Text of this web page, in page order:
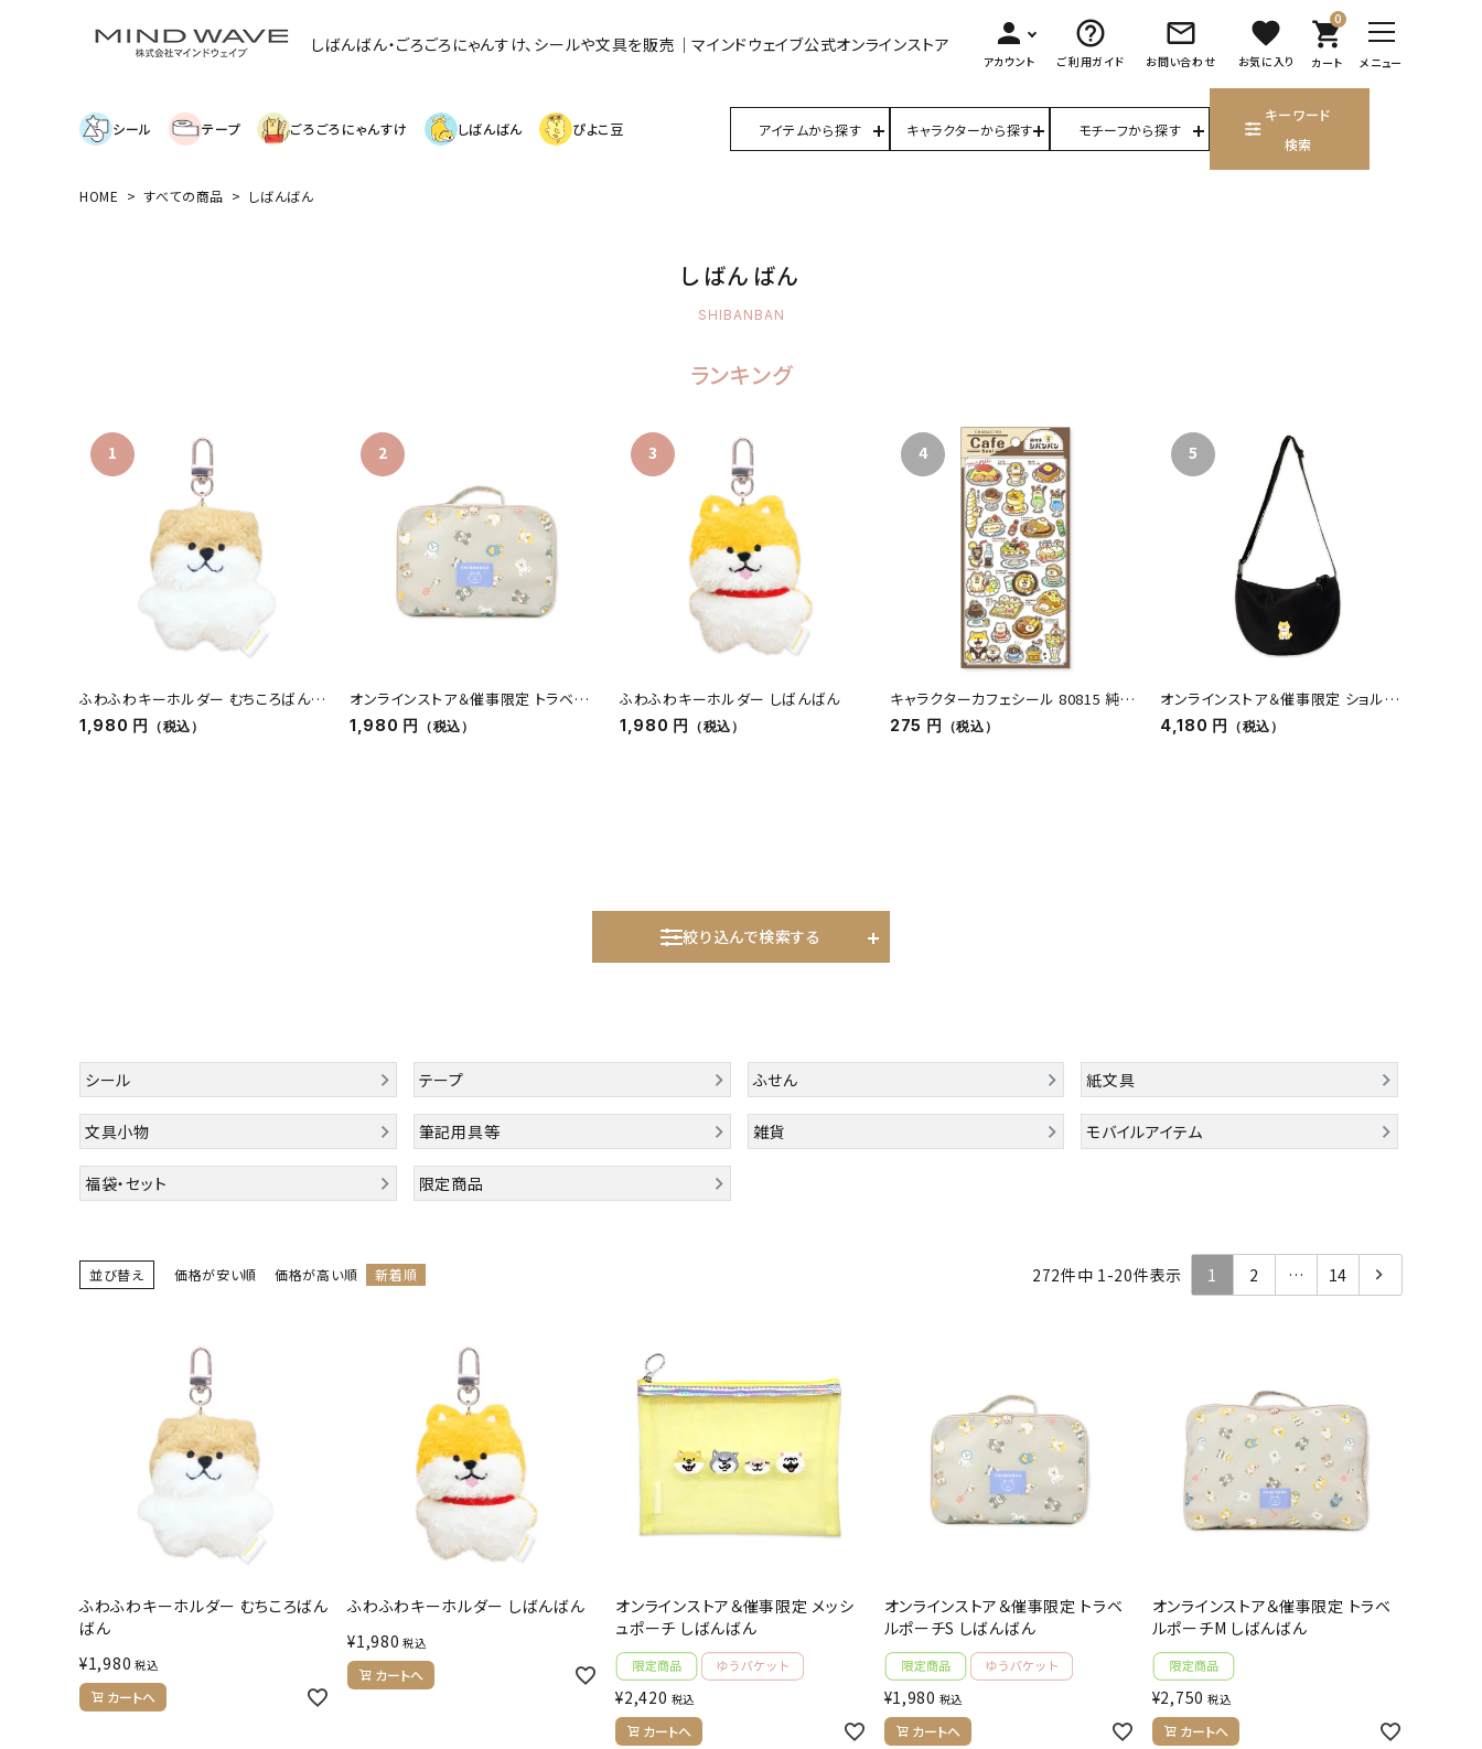
しばんばん・ごろごろにゃんすけ、シールや文具を販売｜マインドウェイブ公式オンラインストア person
アカウント
help_outline
ご利用ガイド
mail_outline
お問い合わせ
favorite
お気に入り
0
shopping_cart
カート メニュー
シール テープ ごろごろにゃんすけ しばんばん ぴよこ豆 アイテムから探す キャラクターから探す モチーフから探す
キーワード
検索
キャラクターから探す
アイテムから探す
ACCOUNT MENU
ようこそ ゲスト 様
ログイン person 会員登録
デコ部 公式 公式
HOME すべての商品 しばんばん
しばんばん
SHIBANBAN
ランキング
ふわふわキーホルダー むちころばんば
ん
1,980 円 （税込）
オンラインストア＆催事限定 トラベル
ポーチS しばんばん
1,980 円 （税込）
ふわふわキーホルダー しばんばん
1,980 円 （税込）
キャラクターカフェシール 80815 純喫
茶 シバンバン
275 円 （税込）
オンラインストア＆催事限定 ショルダ
ーバッグ しばんばん
4,180 円 （税込）
絞り込んで検索する
シール テープ ふせん 紙文具
文具小物 筆記用具等 雑貨 モバイルアイテム
福袋・セット 限定商品
並び替え 価格が安い順 価格が高い順 新着順 272件中 1-20件表示 1 2 … 14
ふわふわキーホルダー むちころばん
ばん
¥1,980 税込
カートへ
ふわふわキーホルダー しばんばん
¥1,980 税込
カートへ
オンラインストア＆催事限定 メッシ
ュポーチ しばんばん
¥2,420 税込
カートへ
オンラインストア＆催事限定 トラベ
ルポーチS しばんばん
¥1,980 税込
カートへ
オンラインストア＆催事限定 トラベ
ルポーチM しばんばん
¥2,750 税込
カートへ